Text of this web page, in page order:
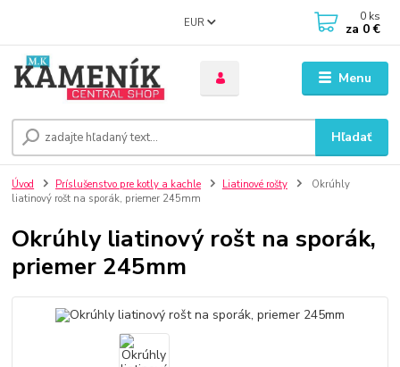
Menu
EUR
Hľadať
0 ks
za 0 €
Úvod Príslušenstvo pre kotly a kachle Liatinové rošty
Okrúhly
liatinový rošt na sporák, priemer 245mm
Okrúhly liatinový rošt na sporák,
priemer 245mm